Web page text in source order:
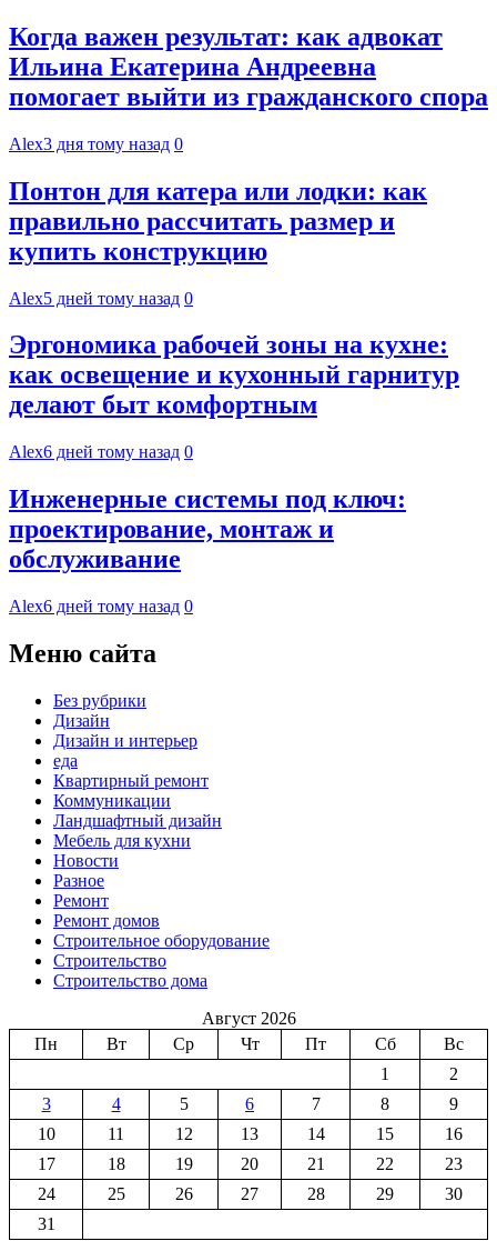
Когда важен результат: как адвокат
Ильина Екатерина Андреевна
помогает выйти из гражданского спора
Alex3 дня тому назад 0
Понтон для катера или лодки: как
правильно рассчитать размер и
купить конструкцию
Alex5 дней тому назад 0
Эргономика рабочей зоны на кухне:
как освещение и кухонный гарнитур
делают быт комфортным
Alex6 дней тому назад 0
Инженерные системы под ключ:
проектирование, монтаж и
обслуживание
Alex6 дней тому назад 0
Меню сайта
Без рубрики
Дизайн
Дизайн и интерьер
еда
Квартирный ремонт
Коммуникации
Ландшафтный дизайн
Мебель для кухни
Новости
Разное
Ремонт
Ремонт домов
Строительное оборудование
Строительство
Строительство дома
Август 2026
Пн
Вт Ср Чт Пт Сб
Вс
1
2
3
4 5 6 7 8
9
10
11 12 13 14 15
16
17
18 19 20 21 22
23
24
25 26 27 28 29
30
31